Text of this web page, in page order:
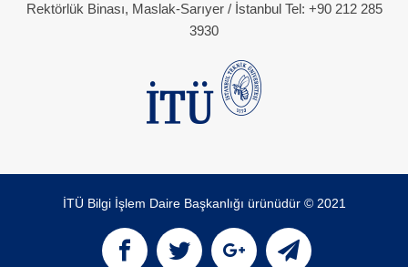
Rektörlük Binası, Maslak-Sarıyer / İstanbul Tel: +90 212 285
3930
İTÜ Bilgi İşlem Daire Başkanlığı ürünüdür © 2021